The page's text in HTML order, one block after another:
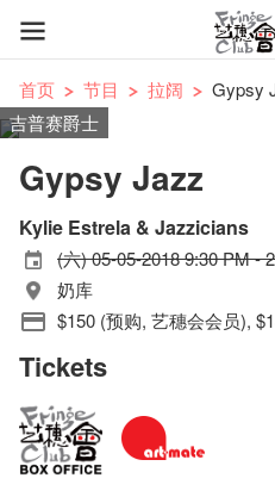
首页 节目 拉阔
Gypsy
吉普赛爵士
Gypsy Jazz
Kylie Estrela & Jazzicians
(六) 05-05-2018 9:30 PM -
奶库
$150 (预购, 艺穗会会员),
Tickets